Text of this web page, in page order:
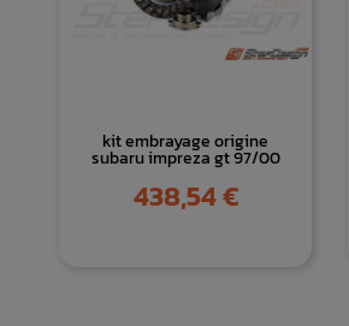
kit embrayage origine
subaru impreza gt 97/00
Prix
438,54 €